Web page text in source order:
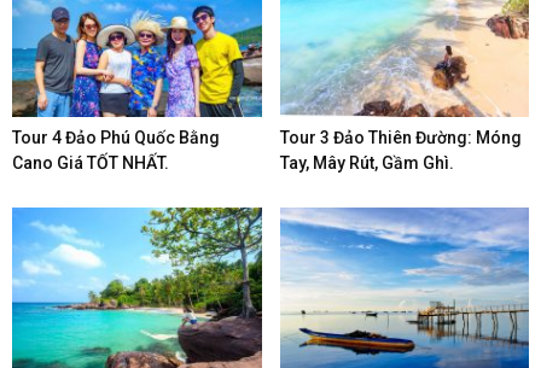
Tour 4 Đảo Phú Quốc Bằng
Cano Giá TỐT NHẤT.
Tour 3 Đảo Thiên Đường: Móng
Tay, Mây Rút, Gầm Ghì.